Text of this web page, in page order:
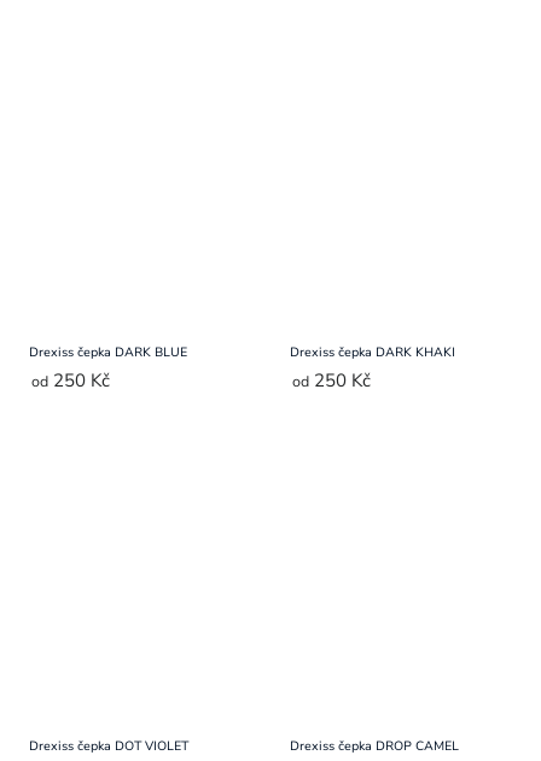
Drexiss čepka DARK BLUE
od 250 Kč
Drexiss čepka DARK KHAKI
od 250 Kč
Drexiss čepka DOT VIOLET Drexiss čepka DROP CAMEL